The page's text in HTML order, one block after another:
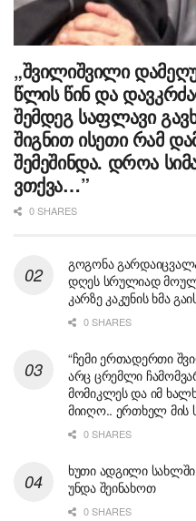
„შვილიშვილი
წლის წინ და
შემდეგ საფლავი
შიგნით ისეთი რამ
შემეშინდა. დროა
ვთქვა…”
0 SHARES
გოგონა
დღეს სრულიად
კარზე კაკუნის ხმა
0 SHARES
“ჩემი ერთადერთი
არც ცრემლი
მომიკლეს და იმ
მიიღო.. ერთხელ მის
0 SHARES
ხუთი ადგილი
უნდა შეინახოთ
0 SHARES